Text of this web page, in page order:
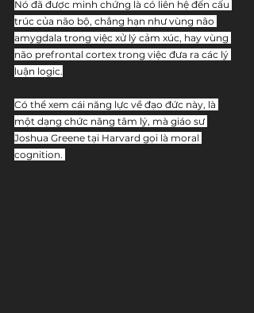
Nó đã được minh chứng là có liên hệ đến cấu
trúc của não bộ, chẳng hạn như vùng não
amygdala trong việc xử lý cảm xúc, hay vùng
não prefrontal cortex trong việc đưa ra các lý
luận logic.
Có thể xem cái năng lực về đạo đức này, là
một dạng chức năng tâm lý, mà giáo sư
Joshua Greene tại Harvard gọi là moral
cognition.